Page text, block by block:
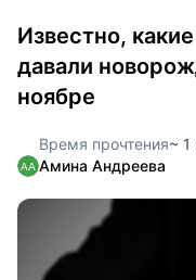
Известно,
давали
ноябре
Время прочтения~ 1
Амина Андреева